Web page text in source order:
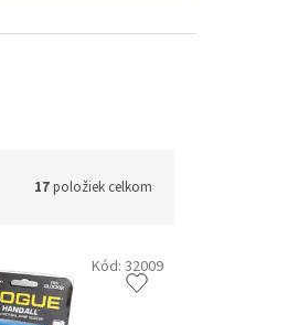
17položiek celkom
Kód: 32009